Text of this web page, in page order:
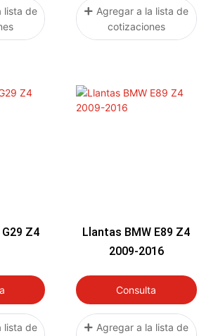
lista de
Agregar a la lista de
cotizaciones
Z4
lista de
Llantas BMW E89 Z4
2009-2016
Consulta
Agregar a la lista de